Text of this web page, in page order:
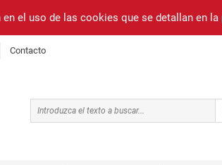
el uso de las cookies que se detallan en la
Contacto